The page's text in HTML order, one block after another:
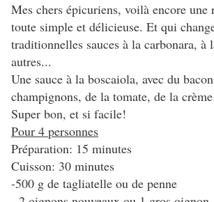
Mes chers épicuriens, voilà encore une
toute simple et délicieuse. Et qui
traditionnelles sauces à la carbonara, à
autres...
Une sauce à la boscaiola, avec du
champignons, de la tomate, de la
Super bon, et si facile!
Pour 4 personnes
Préparation: 15 minutes
Cuisson: 30 minutes
-500 g de tagliatelle ou de penne